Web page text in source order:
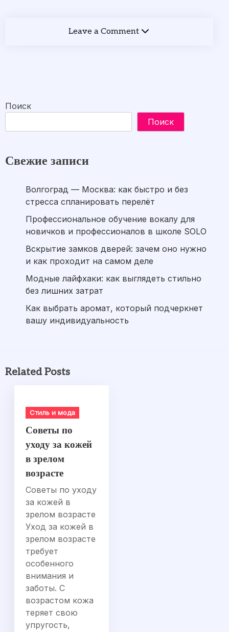
Leave a Comment
Поиск
Поиск
Свежие записи
Волгоград — Москва: как быстро и без
стресса спланировать перелёт
Профессиональное обучение вокалу для
новичков и профессионалов в школе SOLO
Вскрытие замков дверей: зачем оно нужно
и как проходит на самом деле
Модные лайфхаки: как выглядеть стильно
без лишних затрат
Как выбрать аромат, который подчеркнет
вашу индивидуальность
Related Posts
Стиль и мода
Советы по
уходу за кожей
в зрелом
возрасте
Советы по уходу
за кожей в
зрелом возрасте
Уход за кожей в
зрелом возрасте
требует
особенного
внимания и
заботы. С
возрастом кожа
теряет свою
упругость,